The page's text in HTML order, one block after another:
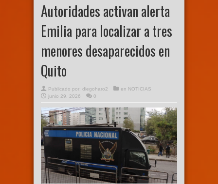
Autoridades activan alerta
Emilia para localizar a tres
menores desaparecidos en
Quito
Publicado por: diegoharo2 en NOTICIAS
junio 29, 2026
0